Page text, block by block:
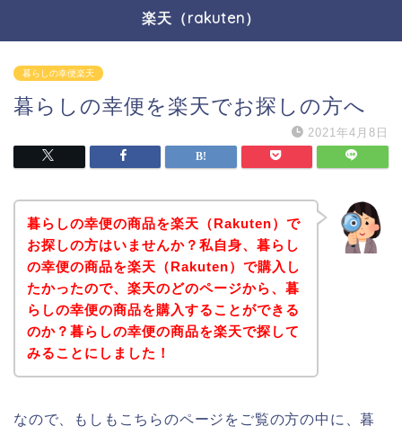
楽天（rakuten）
暮らしの幸便楽天
暮らしの幸便を楽天でお探しの方へ
2021年4月8日
暮らしの幸便の商品を楽天（Rakuten）で
お探しの方はいませんか？私自身、暮らし
の幸便の商品を楽天（Rakuten）で購入し
たかったので、楽天のどのページから、暮
らしの幸便の商品を購入することができる
のか？暮らしの幸便の商品を楽天で探して
みることにしました！
なので、もしもこちらのページをご覧の方の中に、暮